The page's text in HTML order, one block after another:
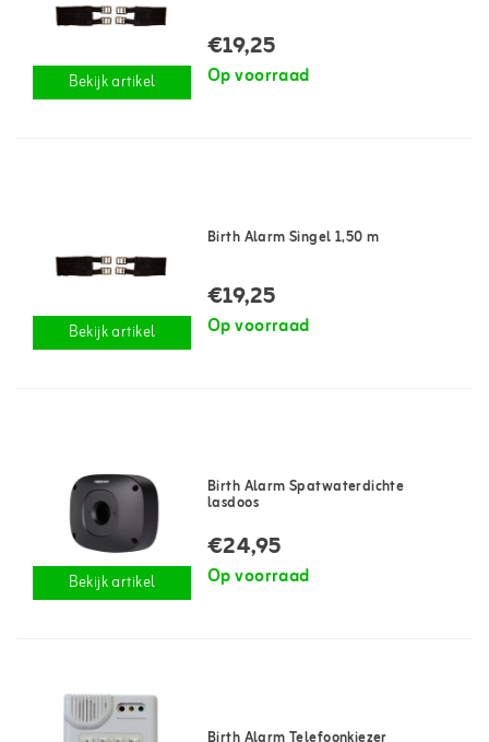
Bekijk artikel
€19,25
Op voorraad
Bekijk artikel
Birth Alarm Singel 1,50 m
€19,25
Op voorraad
Bekijk artikel
Birth Alarm Spatwaterdichte
lasdoos
€24,95
Op voorraad